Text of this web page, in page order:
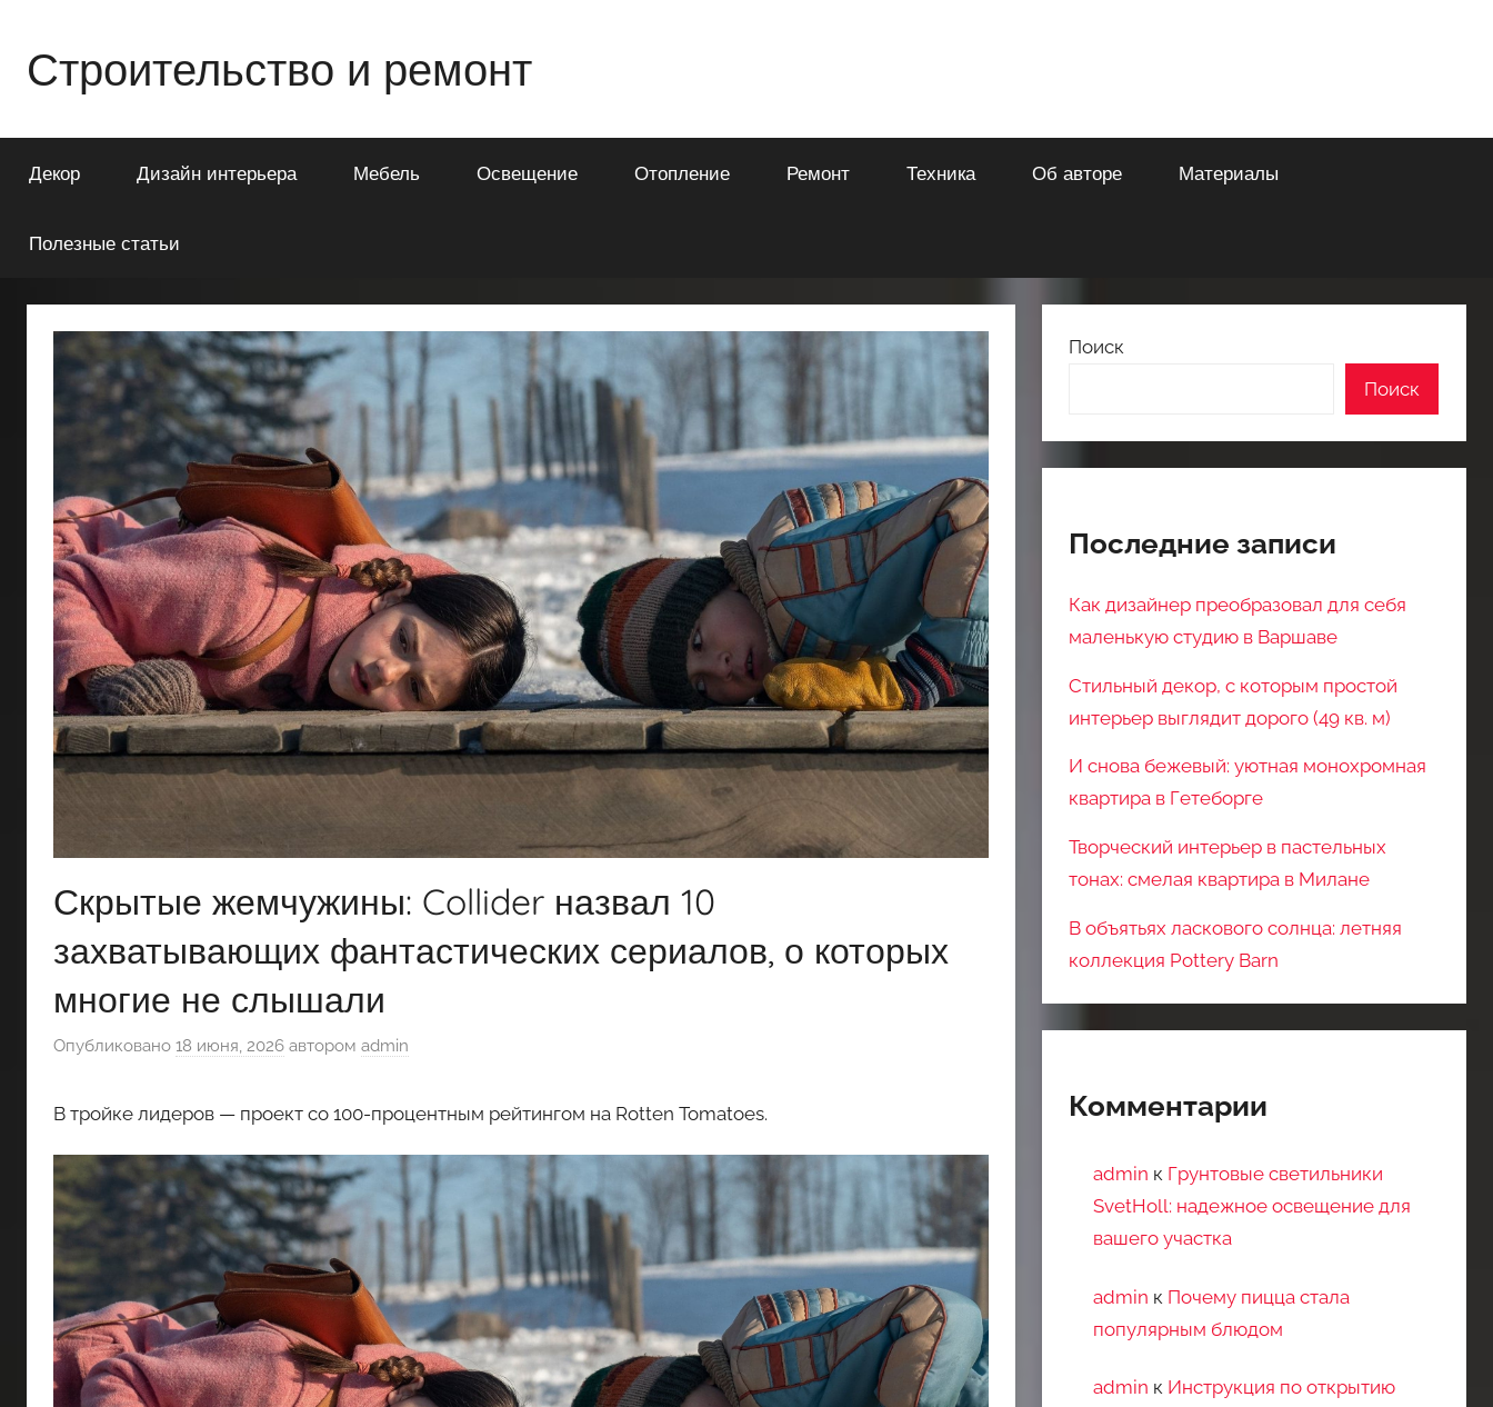
содержимому
Строительство и ремонт
о
строительстве
квартиры
Декор Дизайн интерьера Мебель Освещение Отопление Ремонт Техника Об авторе Материалы
Полезные статьи
Скрытые жемчужины: Collider назвал 10
захватывающих фантастических сериалов, о которых
многие не слышали
Опубликовано 18 июня, 2026 автором admin
В тройке лидеров — проект со 100-процентным рейтингом на Rotten Tomatoes.
Поиск
Поиск
Последние записи
Как дизайнер преобразовал для себя
маленькую студию в Варшаве
Стильный декор, с которым простой
интерьер выглядит дорого (49 кв. м)
И снова бежевый: уютная монохромная
квартира в Гетеборге
Творческий интерьер в пастельных
тонах: смелая квартира в Милане
В объятьях ласкового солнца: летняя
коллекция Pottery Barn
Комментарии
admin к Грунтовые светильники
SvetHoll: надежное освещение для
вашего участка
admin к Почему пицца стала
популярным блюдом
admin к Инструкция по открытию